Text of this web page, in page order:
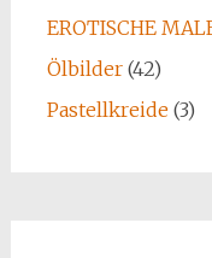
EROTISCHE
Ölbilder(42)
Pastellkreide(3)